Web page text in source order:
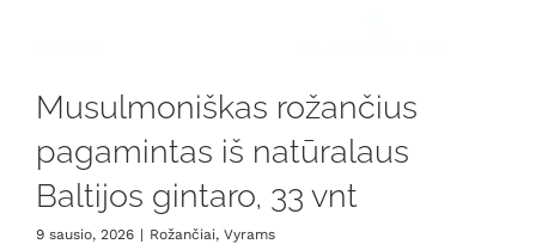
Musulmoniškas rožančius
pagamintas iš natūralaus
Baltijos gintaro, 33 vnt
9 sausio, 2026 | Rožančiai, Vyrams